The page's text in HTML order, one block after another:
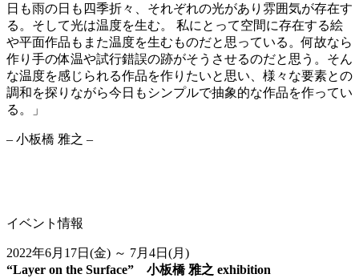
日も雨の日も四季折々、それぞれの光があり雰囲気が存在す
る。そして光は温度を生む。 私にとって空間に存在する絵
や平面作品もまた温度を生むものだと思っている。何故なら
作り手の体温や試行錯誤の跡がそうさせるのだと思う。そん
な温度を感じられる作品を作りたいと思い、様々な要素との
調和を探りながら今日もシンプルで抽象的な作品を作ってい
る。」
– 小板橋 雅之 –
イベント情報
2022年6月17日(金) ～ 7月4日(月)
“Layer on the Surface” 小板橋 雅之 exhibition